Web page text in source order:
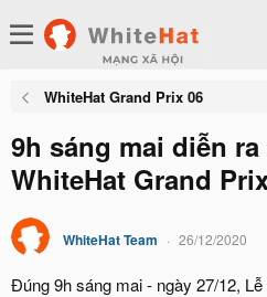
WhiteHat Grand Prix 06
9h sáng mai diễn
WhiteHat Grand
WhiteHat Team 26/12/2020
Đúng 9h sáng mai - ngày 27/12,